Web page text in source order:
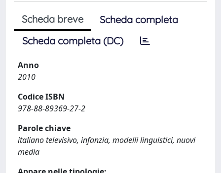
Scheda breve
Scheda completa
Scheda completa (DC)
Anno
2010
Codice ISBN
978-88-89369-27-2
Parole chiave
italiano televisivo, infanzia, modelli linguistici, nuovi
media